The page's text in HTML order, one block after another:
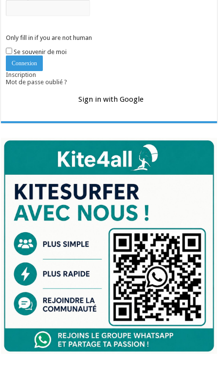
Only fill in if you are not human
Se souvenir de moi
Inscription
Mot de passe oublié ?
Sign in with Google